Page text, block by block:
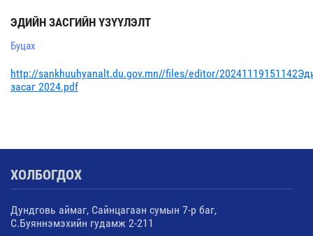
ЭДИЙН ЗАСГИЙН ҮЗҮҮЛЭЛТ
Буцах
http://sankhuuhyanalt.du.gov.mn//files/editor/
засаг 2024.pdf
ХОЛБОГДОХ
Дундговь аймаг, Сайнцагаан сумын 7-р баг,
С.Буяннэмэхийн гудамж 2-211